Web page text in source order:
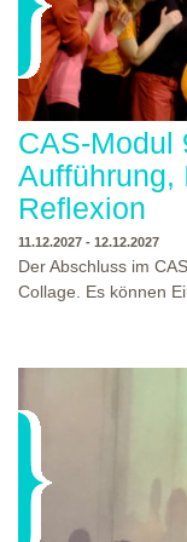
CAS-Modul
Aufführung,
Reflexion
11.12.2027 - 12.12.2027
Der Abschluss im
Collage. Es können
oder Präsentation.
WO?